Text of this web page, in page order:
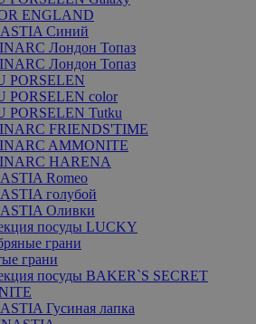
ENGLAND
Синий
Лондон Топаз
Лондон Топаз
PORSELEN
PORSELEN color
PORSELEN Tutku
FRIENDS'TIME
AMMONITE
HARENA
Romeo
голубой
Оливки
посуды LUCKY
грани
грани
посуды BAKER`S SECRET
Гусиная лапка